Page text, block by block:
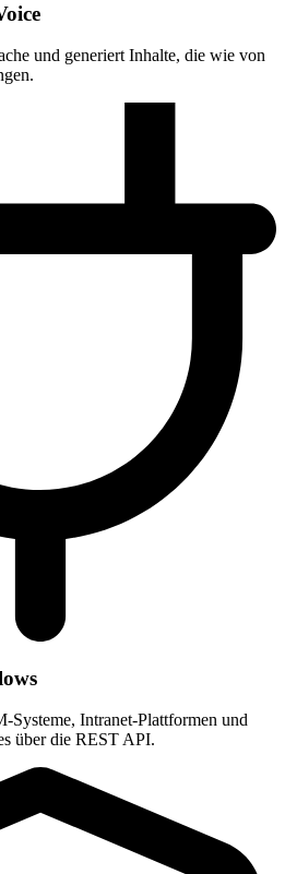
und generiert Inhalte, die wie von
Intranet-Plattformen und
über die REST API.